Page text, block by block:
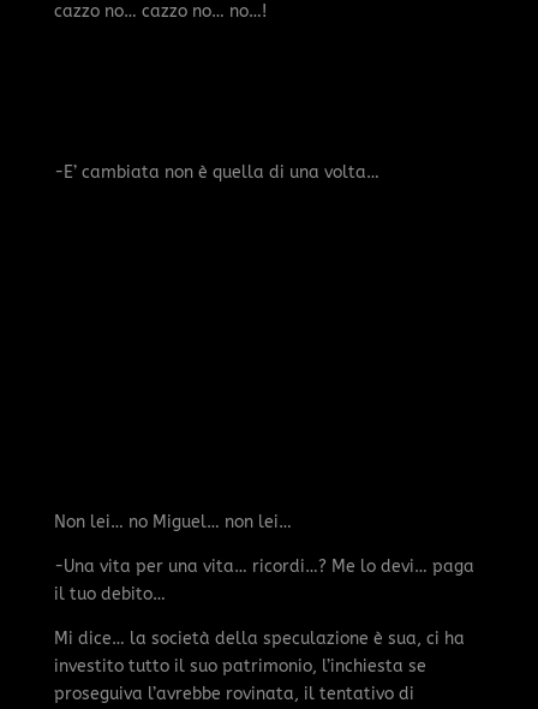
cazzo no… cazzo no… no…!
-E’ cambiata non è quella di una volta…
Non lei… no Miguel… non lei…
-Una vita per una vita… ricordi…? Me lo devi… paga
il tuo debito…
Mi dice… la società della speculazione è sua, ci ha
investito tutto il suo patrimonio, l’inchiesta se
proseguiva l’avrebbe rovinata, il tentativo di